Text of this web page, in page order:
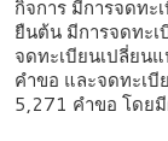
กิจการ มีการจดทะ
ยืนต้น มีการจดทะ
จดทะเบียนเปลี่ยน
คำขอ และจดทะเ
5,271 คำขอ โดย